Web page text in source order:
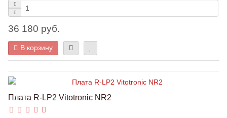
36 180 руб.
В корзину
Плата R-LP2 Vitotronic NR2